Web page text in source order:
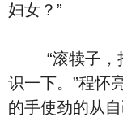
妇女？”
“滚犊子，抢
识一下。”程怀
的手使劲的从